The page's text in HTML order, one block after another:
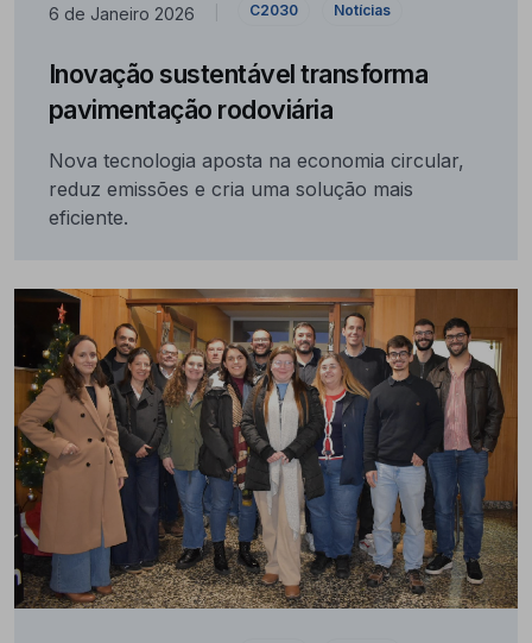
6 de Janeiro 2026 C2030 Notícias
Inovação sustentável transforma
pavimentação rodoviária
Nova tecnologia aposta na economia circular,
reduz emissões e cria uma solução mais
eficiente.